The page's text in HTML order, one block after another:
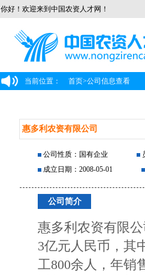
你好！欢迎来到中国农资人才网！
当前位置： 首页>公司信息查看
惠多利农资有限公司
公司性质：国有企业
成立日期：2008-05-01
公司简介
惠多利农资有限
3亿元人民币，其
工800余人，年销